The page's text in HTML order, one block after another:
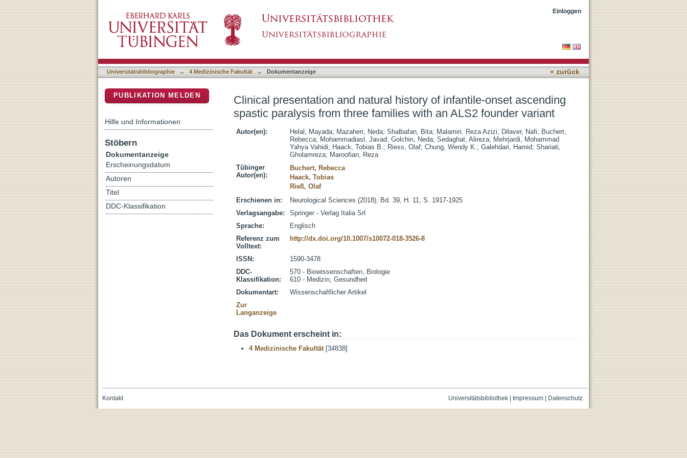
Clinical presentation and natural history of infantile-onset ascending spastic paralysis from three
families with an ALS2 founder variant
Einloggen
Universitätsbibliographie → 4 Medizinische Fakultät → Dokumentanzeige « zurück
Clinical presentation and natural history of infantile-onset ascending
spastic paralysis from three families with an ALS2 founder variant
Autor(en): Helal, Mayada; Mazaheri, Neda; Shalbafan, Bita; Malamiri, Reza Azizi; Dilaver, Nafi; Buchert,
Rebecca; Mohammadiasl, Javad; Golchin, Neda; Sedaghat, Alireza; Mehrjardi, Mohammad
Yahya Vahidi; Haack, Tobias B.; Riess, Olaf; Chung, Wendy K.; Galehdari, Hamid; Shariati,
Gholamreza; Maroofian, Reza
Tübinger
Autor(en):
Buchert, Rebecca
Haack, Tobias
Rieß, Olaf
Erschienen in:
Neurological Sciences (2018), Bd. 39, H. 11, S. 1917-1925
Verlagsangabe:
Springer - Verlag Italia Srl
Sprache:
Englisch
Referenz zum
Volltext:
http://dx.doi.org/10.1007/s10072-018-3526-8
ISSN:
1590-3478
DDC-
Klassifikation:
570 - Biowissenschaften, Biologie
610 - Medizin, Gesundheit
Dokumentart:
Wissenschaftlicher Artikel
Zur
Langanzeige
Das Dokument erscheint in:
4 Medizinische Fakultät[34838]
PUBLIKATION MELDEN
Hilfe und Informationen
Stöbern
Dokumentanzeige
Erscheinungsdatum
Autoren
Titel
DDC-Klassifikation
Universitätsbibliothek| Impressum| Datenschutz
Kontakt